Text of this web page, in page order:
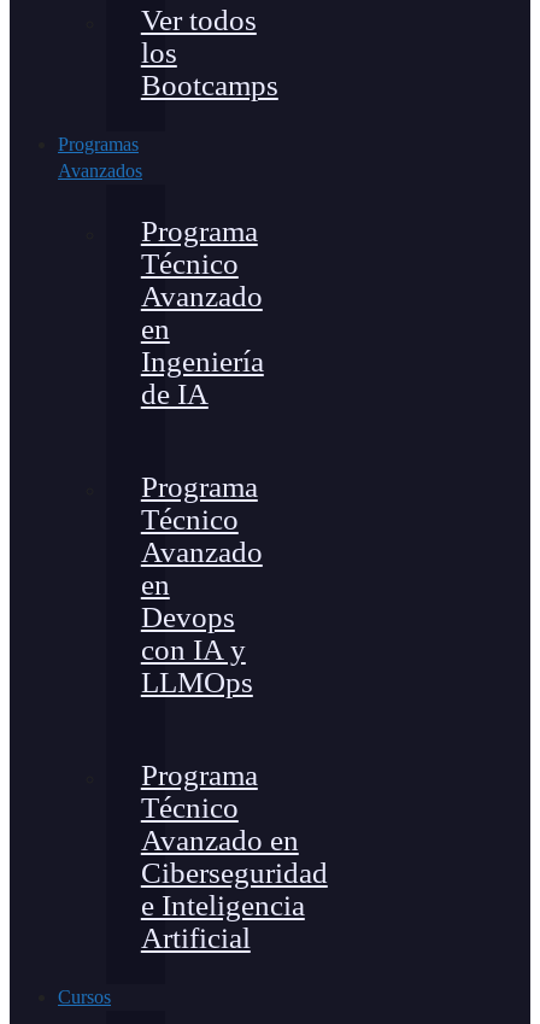
Ver todos
los
Bootcamps
Programas
Avanzados
Programa
Técnico
Avanzado
en
Ingeniería
de IA
Programa
Técnico
Avanzado
en
Devops
con IA y
LLMOps
Programa
Técnico
Avanzado en
Ciberseguridad
e Inteligencia
Artificial
Cursos